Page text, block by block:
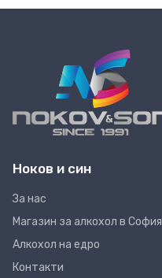
Ноков и син
За нас
Магазин за алкохол в София
Алкохол на едро
Контакти